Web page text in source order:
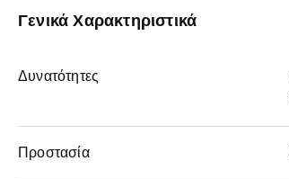
Γενικά Χαρακτηριστικά
Δυνατότητες
Προστασία